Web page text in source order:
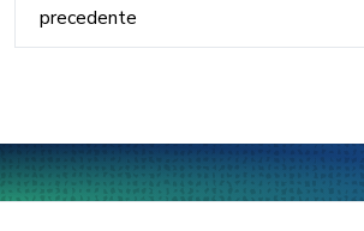
precedente